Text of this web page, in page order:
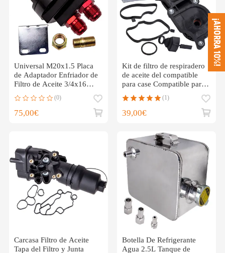
Universal M20x1.5 Placa
de Adaptador Enfriador de
Filtro de Aceite 3/4x16
(0)
75,00€
Kit de filtro de respiradero
de aceite del compatible
para case Compatible para
BMW Serie 3 E46
11127781465
(1)
39,00€
Carcasa Filtro de Aceite
Tapa del Filtro y Junta
Botella De Refrigerante
Agua 2.5L Tanque de
¡AHORRA 10%!